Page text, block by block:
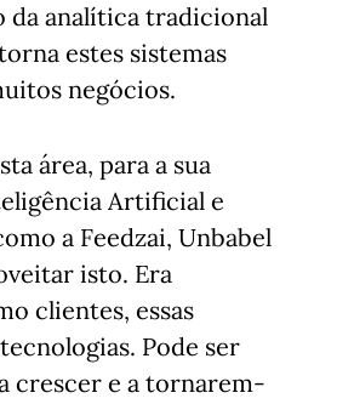
da analítica tradicional
estes sistemas
negócios.
área, para a sua
Artificial e
a Feedzai, Unbabel
isto. Era
clientes, essas
Pode ser
crescer e a tornarem-